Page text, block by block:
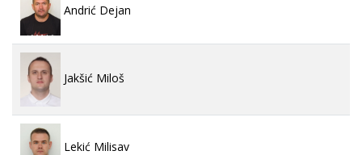
Andrić Dejan
Jakšić Miloš
Lekić Milisav